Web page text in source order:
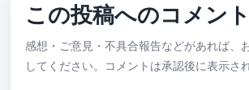
この投稿へのコメント
感想・ご意見・不具合報告などがあれば、
してください。コメントは承認後に表示さ